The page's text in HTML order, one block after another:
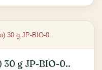
g JP-BIO-0..